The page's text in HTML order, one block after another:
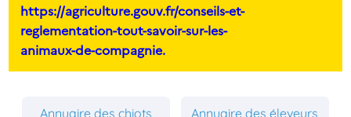
https://agriculture.gouv.fr/conseils-et-
reglementation-tout-savoir-sur-les-
animaux-de-compagnie.
Annuaire des chiots Annuaire des éleveurs